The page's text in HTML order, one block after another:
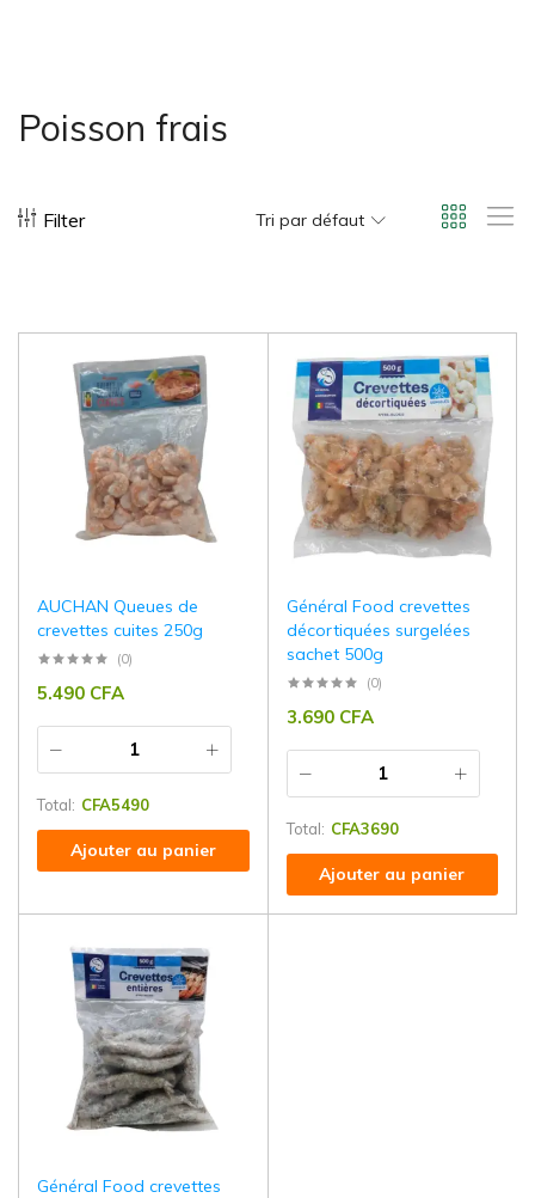
Poisson frais
Filter Tri par défaut
AUCHAN Queues de
crevettes cuites 250g
(0)
5.490 CFA
Total: CFA5490
Ajouter au panier
Général Food crevettes
décortiquées surgelées
sachet 500g
(0)
3.690 CFA
Total: CFA3690
Ajouter au panier
Général Food crevettes